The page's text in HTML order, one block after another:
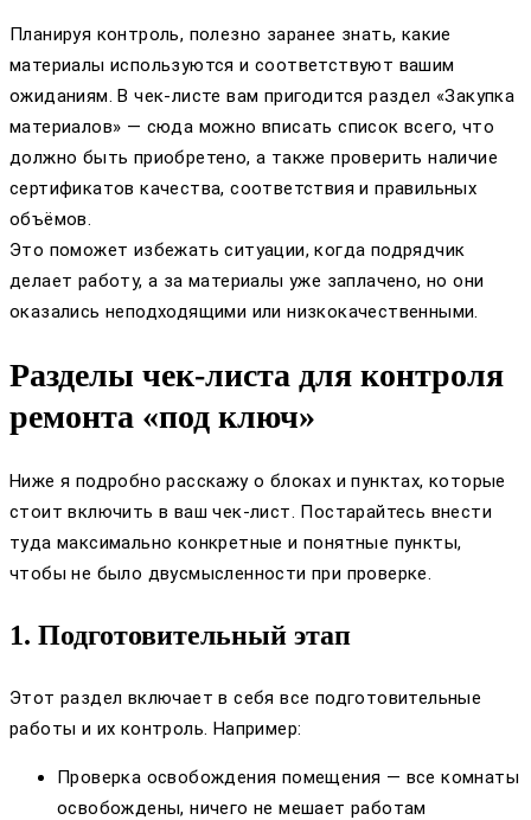
Планируя контроль, полезно заранее знать, какие
материалы используются и соответствуют вашим
ожиданиям. В чек-листе вам пригодится раздел «Закупка
материалов» — сюда можно вписать список всего, что
должно быть приобретено, а также проверить наличие
сертификатов качества, соответствия и правильных
объёмов.
Это поможет избежать ситуации, когда подрядчик
делает работу, а за материалы уже заплачено, но они
оказались неподходящими или низкокачественными.
Разделы чек-листа для контроля
ремонта «под ключ»
Ниже я подробно расскажу о блоках и пунктах, которые
стоит включить в ваш чек-лист. Постарайтесь внести
туда максимально конкретные и понятные пункты,
чтобы не было двусмысленности при проверке.
1. Подготовительный этап
Этот раздел включает в себя все подготовительные
работы и их контроль. Например:
Проверка освобождения помещения — все комнаты
освобождены, ничего не мешает работам